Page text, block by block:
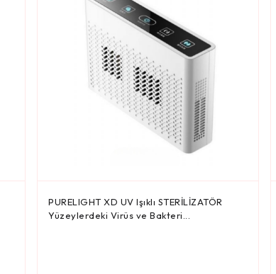
PURELIGHT XD UV Işıklı STERİLİZATÖR
Yüzeylerdeki Virüs ve Bakteri...